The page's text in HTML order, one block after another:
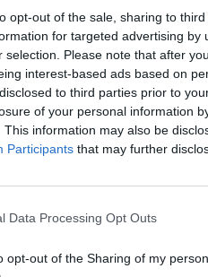
opt-out of the sale, sharing to
for targeted advertising
selection. Please note that after
interest-based ads based on
to third parties prior to
of your personal information
This information may also be
Participants that may further
Data Processing Opt Outs
opt-out of the Sharing of my
helyszínre
az nem sokkal
a nyomára
megtudta, egy
medvéről, amely
történt,